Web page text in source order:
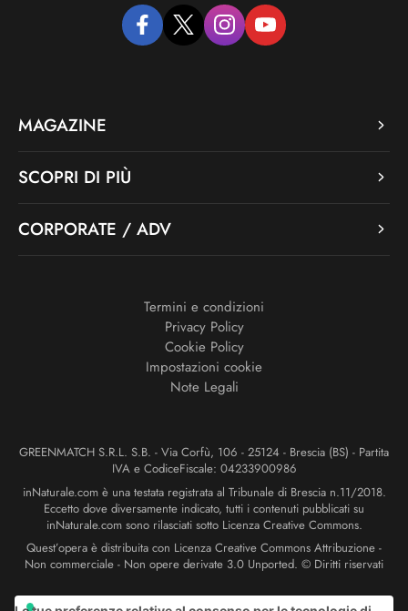
facebooktwitter instagramyoutube
MAGAZINE
SCOPRI DI PIÙ
CORPORATE / ADV
Termini e condizioni
Privacy Policy
Cookie Policy
Impostazioni cookie
Note Legali
GREENMATCH S.R.L. S.B. - Via Corfù, 106 - 25124 - Brescia (BS) - Partita
IVA e CodiceFiscale: 04233900986
inNaturale.com è una testata registrata al Tribunale di Brescia n.11/2018.
Eccetto dove diversamente indicato, tutti i contenuti pubblicati su
inNaturale.com sono rilasciati sotto Licenza Creative Commons.
Quest’opera è distribuita con Licenza Creative Commons Attribuzione -
Non commerciale - Non opere derivate 3.0 Unported. © Diritti riservati